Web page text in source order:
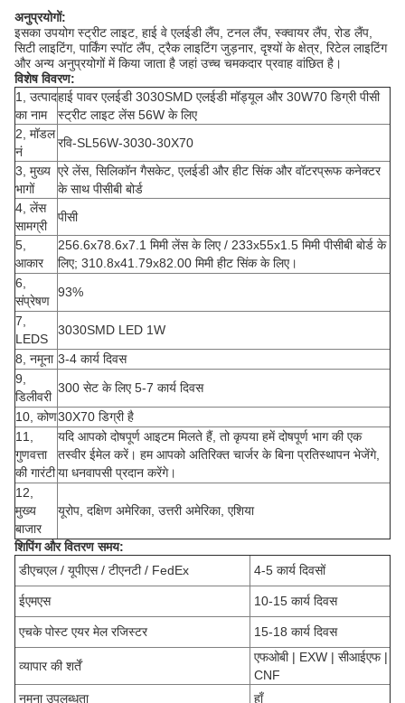
अनुप्रयोगों:
इसका उपयोग स्ट्रीट लाइट, हाई वे एलईडी लैंप, टनल लैंप, स्क्वायर लैंप, रोड लैंप,
सिटी लाइटिंग, पार्किंग स्पॉट लैंप, ट्रैक लाइटिंग जुड़नार, दृश्यों के क्षेत्र, रिटेल लाइटिंग
और अन्य अनुप्रयोगों में किया जाता है जहां उच्च चमकदार प्रवाह वांछित है।
विशेष विवरण:
1, उत्पाद
का नाम
हाई पावर एलईडी 3030SMD एलईडी मॉड्यूल और 30W70 डिग्री पीसी
स्ट्रीट लाइट लेंस 56W के लिए
2, मॉडल
नं
रवि-SL56W-3030-30X70
3, मुख्य
भागों
एरे लेंस, सिलिकॉन गैसकेट, एलईडी और हीट सिंक और वॉटरप्रूफ कनेक्टर
के साथ पीसीबी बोर्ड
4, लेंस
सामग्री
पीसी
5,
आकार
256.6x78.6x7.1 मिमी लेंस के लिए / 233x55x1.5 मिमी पीसीबी बोर्ड के
लिए; 310.8x41.79x82.00 मिमी हीट सिंक के लिए।
6,
संप्रेषण
93%
7,
LEDS
3030SMD LED 1W
8, नमूना 3-4 कार्य दिवस
9,
डिलीवरी
300 सेट के लिए 5-7 कार्य दिवस
10, कोण30X70 डिग्री है
11,
गुणवत्ता
की गारंटी
यदि आपको दोषपूर्ण आइटम मिलते हैं, तो कृपया हमें दोषपूर्ण भाग की एक
तस्वीर ईमेल करें। हम आपको अतिरिक्त चार्जर के बिना प्रतिस्थापन भेजेंगे,
या धनवापसी प्रदान करेंगे।
12,
मुख्य
बाजार
यूरोप, दक्षिण अमेरिका, उत्तरी अमेरिका, एशिया
शिपिंग और वितरण समय:
डीएचएल / यूपीएस / टीएनटी / FedEx
4-5 कार्य दिवसों
ईएमएस 10-15 कार्य दिवस
एचके पोस्ट एयर मेल रजिस्टर 15-18 कार्य दिवस
व्यापार की शर्तें
एफओबी | EXW | सीआईएफ |
CNF
नमूना उपलब्धता
हाँ